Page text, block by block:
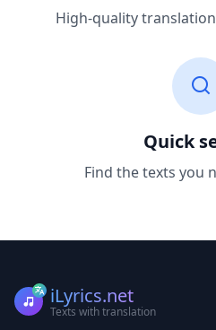
High-quality
Quick
Find the texts you
iLyrics.net
Texts with translation